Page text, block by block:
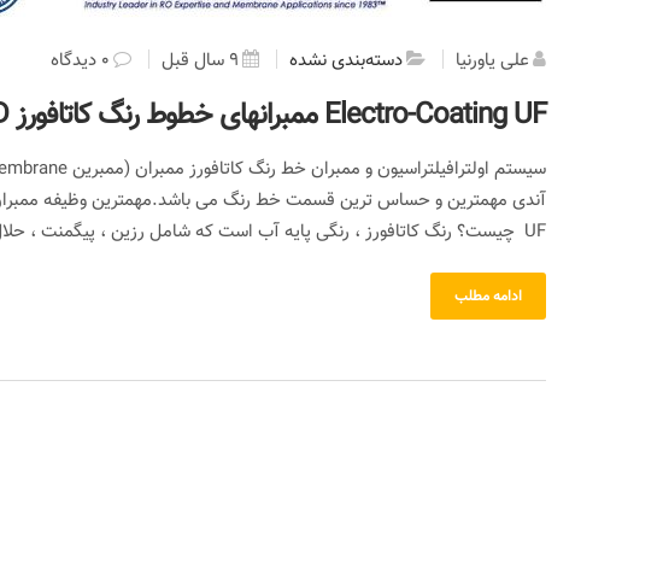
علی یاورنیا دسته‌بندی نشده 9 سال قبل 0 دیدگاه
Electro-Coating UF ممبرانهای خطوط رنگ کاتافورز ED
UF چیست؟ رنگ کاتافورز ، رنگی پایه آب است که شامل رزین ، پیگمنت ، حلال…
ادامه مطلب